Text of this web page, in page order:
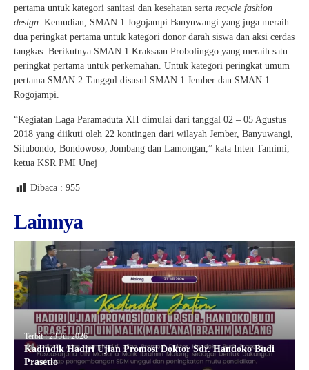
pertama untuk kategori sanitasi dan kesehatan serta recycle fashion
design. Kemudian, SMAN 1 Jogojampi Banyuwangi yang juga meraih
dua peringkat pertama untuk kategori donor darah siswa dan aksi cerdas
tangkas. Berikutnya SMAN 1 Kraksaan Probolinggo yang meraih satu
peringkat pertama untuk perkemahan. Untuk kategori peringkat umum
pertama SMAN 2 Tanggul disusul SMAN 1 Jember dan SMAN 1
Rogojampi.
“Kegiatan Laga Paramaduta XII dimulai dari tanggal 02 – 05 Agustus
2018 yang diikuti oleh 22 kontingen dari wilayah Jember, Banyuwangi,
Situbondo, Bondowoso, Jombang dan Lamongan,” kata Inten Tamimi,
ketua KSR PMI Unej
Dibaca : 955
Lainnya
Terbit : 23 Jul 2026
Kadindik Hadiri Ujian Promosi Doktor Sdr. Handoko Budi
Prasetio